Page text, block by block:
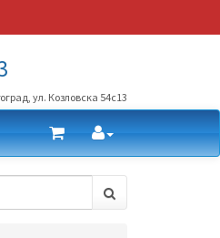
ул. Козловска 54с13